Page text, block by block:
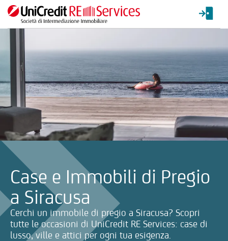
Case e Immobili di Pregio
a Siracusa
Cerchi un immobile di pregio a Siracusa? Scopri
tutte le occasioni di UniCredit RE Services: case di
lusso, ville e attici per ogni tua esigenza.